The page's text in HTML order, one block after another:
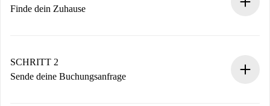
Finde dein Zuhause
Du erhältst alle notwendigen Informationen im Voraus.
SCHRITT 2
Sende deine Buchungsanfrage